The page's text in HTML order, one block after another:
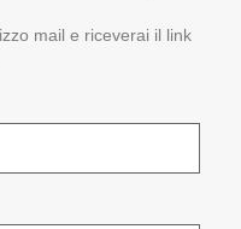
mail e riceverai il link